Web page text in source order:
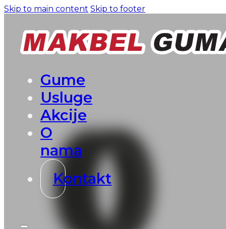
Skip to main content Skip to footer
Gume
Usluge
Akcije
O
nama
Kontakt